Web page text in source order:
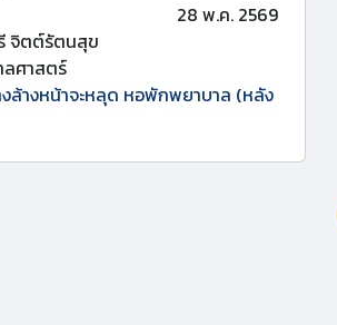
28 พ.ค. 2569
จิตต์รัตนสุข
ศาสตร์
ล้างหน้าจะหลุด หอพักพยาบาล (หลัง